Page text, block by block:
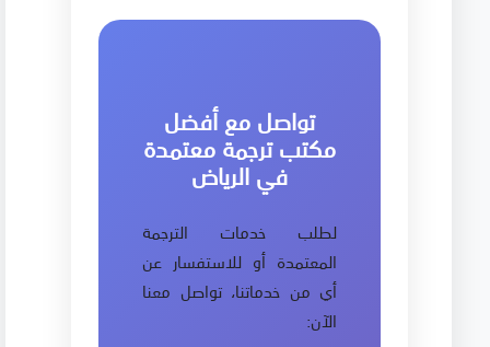
تواصل مع أفضل
مكتب ترجمة معتمدة
في الرياض
لطلب خدمات الترجمة
المعتمدة أو للاستفسار عن
أي من خدماتنا، تواصل معنا
الآن: